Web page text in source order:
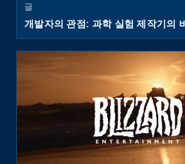
글
개발자의 관점: 과학 실험 제작기의